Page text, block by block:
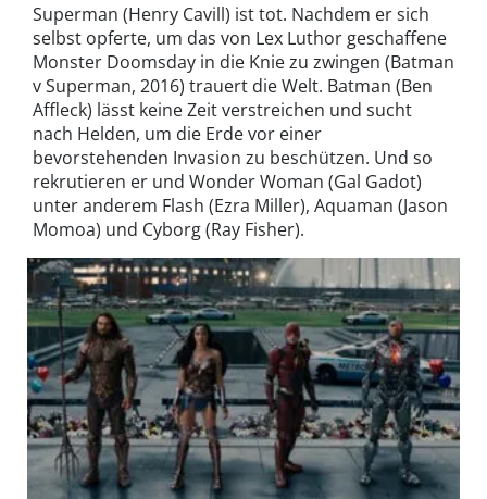
Superman (Henry Cavill) ist tot. Nachdem er sich
selbst opferte, um das von Lex Luthor geschaffene
Monster Doomsday in die Knie zu zwingen (Batman
v Superman, 2016) trauert die Welt. Batman (Ben
Affleck) lässt keine Zeit verstreichen und sucht
nach Helden, um die Erde vor einer
bevorstehenden Invasion zu beschützen. Und so
rekrutieren er und Wonder Woman (Gal Gadot)
unter anderem Flash (Ezra Miller), Aquaman (Jason
Momoa) und Cyborg (Ray Fisher).